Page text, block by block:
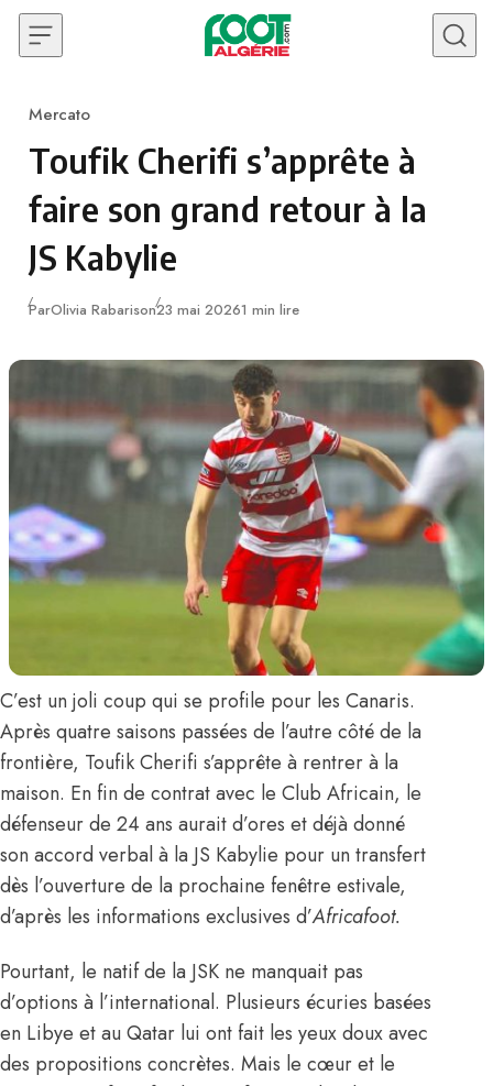
Skip to content
Category
Mercato
Toufik Cherifi s’apprête à
faire son grand retour à la
JS Kabylie
ParOlivia RabarisonPublié
23 mai 20261 min lire
C’est un joli coup qui se profile pour les Canaris.
Après quatre saisons passées de l’autre côté de la
frontière, Toufik Cherifi s’apprête à rentrer à la
maison. En fin de contrat avec le Club Africain, le
défenseur de 24 ans aurait d’ores et déjà donné
son accord verbal à la JS Kabylie pour un transfert
dès l’ouverture de la prochaine fenêtre estivale,
d’après les informations exclusives d’Africafoot.
Pourtant, le natif de la JSK ne manquait pas
d’options à l’international. Plusieurs écuries basées
en Libye et au Qatar lui ont fait les yeux doux avec
des propositions concrètes. Mais le cœur et le